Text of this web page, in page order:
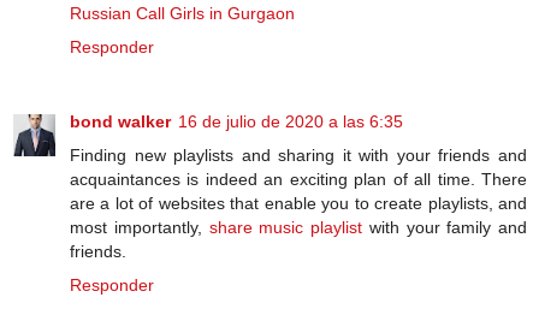
Russian Call Girls in Gurgaon
Responder
bond walker 16 de julio de 2020 a las 6:35
Finding new playlists and sharing it with your friends and
acquaintances is indeed an exciting plan of all time. There
are a lot of websites that enable you to create playlists, and
most importantly, share music playlist with your family and
friends.
Responder